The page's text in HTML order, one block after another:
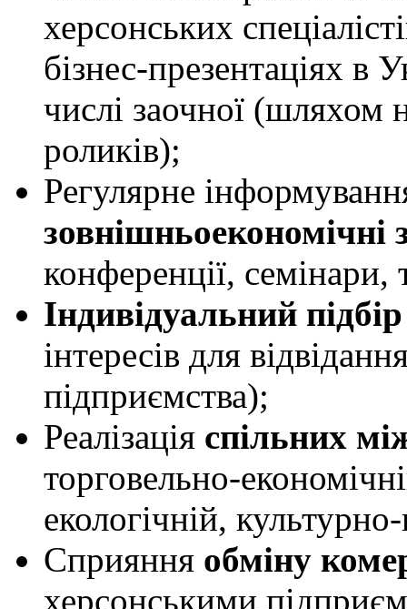
херсонських
бізнес-презентаціях в
числі заочної (шляхом
роликів);
Регулярне
зовнішньоекономічні
конференції, семінари,
Індивідуальний
інтересів для
підприємства);
Реалізація спільних
торговельно-
екологічній,
Сприяння обміну
херсонськими